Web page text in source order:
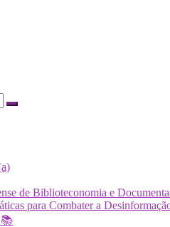
Search
de Biblioteconomia e
para Combater a
📚